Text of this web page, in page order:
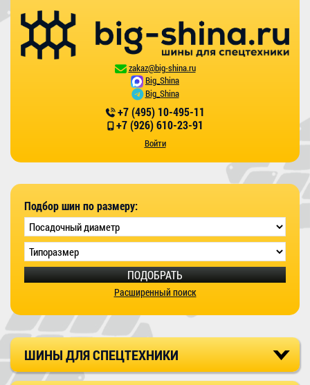
zakaz@big-shina.ru
Big_Shina
Big_Shina
+7 (495) 10-495-11
+7 (926) 610-23-91
Войти
ШИНЫ ДЛЯ СПЕЦТЕХНИКИ
Подбор шин по размеру:
ПОДОБРАТЬ
Расширенный поиск